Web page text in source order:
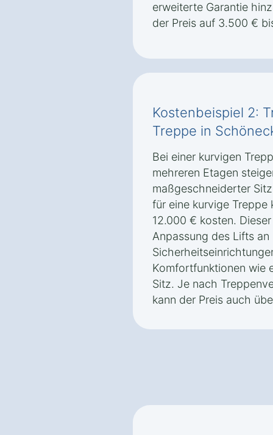
erweiterte Garantie
der Preis auf 3.500 €
Kostenbeispiel 2:
Treppe in
Bei einer kurvigen
mehreren Etagen
maßgeschneiderter
für eine kurvige
12.000 € kosten.
Anpassung des Lifts
Komfortfunktionen wie
Sitz. Je nach
kann der Preis auch